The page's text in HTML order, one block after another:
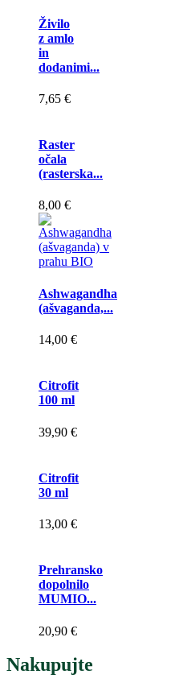
Živilo
z amlo
in
dodanimi...
7,65 €
Raster
očala
(rasterska...
8,00 €
Ashwagandha
(ašvaganda,...
14,00 €
Citrofit
100 ml
39,90 €
Citrofit
30 ml
13,00 €
Prehransko
dopolnilo
MUMIO...
20,90 €
Nakupujte